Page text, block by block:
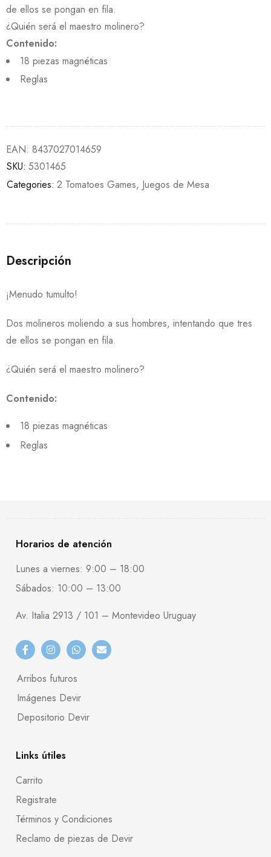
de ellos se pongan en fila.
¿Quién será el maestro molinero?
Contenido:
18 piezas magnéticas
Reglas
EAN: 8437027014659
SKU: 5301465
Categories: 2 Tomatoes Games, Juegos de Mesa
Descripción
¡Menudo tumulto!
Dos molineros moliendo a sus hombres, intentando que tres
de ellos se pongan en fila.
¿Quién será el maestro molinero?
Contenido:
18 piezas magnéticas
Reglas
Horarios de atención
Lunes a viernes: 9:00 – 18:00
Sábados: 10:00 – 13:00
Av. Italia 2913 / 101 – Montevideo Uruguay
Arribos futuros
Imágenes Devir
Depositorio Devir
Links útiles
Carrito
Registrate
Términos y Condiciones
Reclamo de piezas de Devir